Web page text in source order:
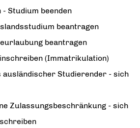
Studium beenden
beantragen
beantragen
(Immatrikulation)
ausländischer Studierender - sich
Zulassungsbeschränkung - sich